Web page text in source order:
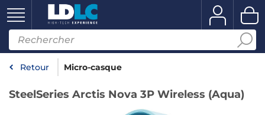
Retour Micro-casque
SteelSeries Arctis Nova 3P Wireless (Aqua)